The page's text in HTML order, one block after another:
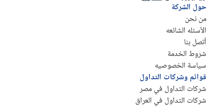
حول الشركة
من نحن
الأسئله الشائعه
أتصل بنا
شروط الخدمة
سياسة الخصوصيه
قوائم وشركات التداول
شركات التداول في مصر
شركات التداول في العراق